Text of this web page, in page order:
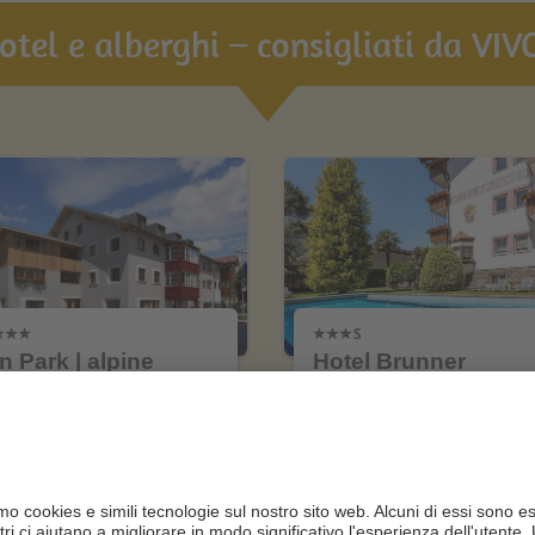
e alberghi – consigliati da
Park | alpine
al sito web
Hotel Brunner
al sito web